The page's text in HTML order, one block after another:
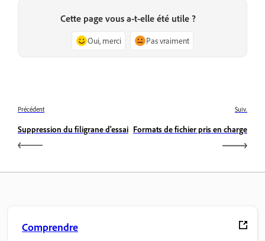
Cette page vous a-t-elle été utile ?
Oui, merci Pas vraiment
Précédent
Suppression du filigrane d'essai
Suiv.
Formats de fichier pris en charge
Comprendre